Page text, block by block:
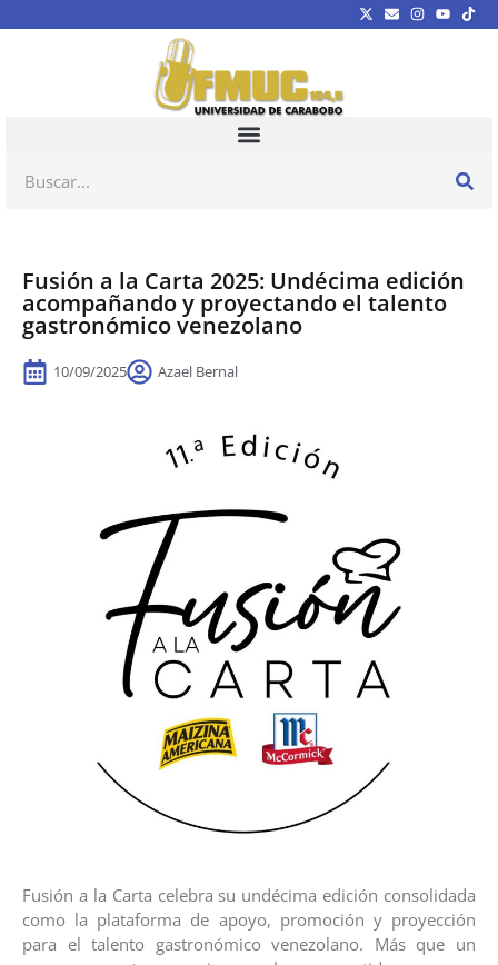
Fusión a la Carta 2025: Undécima edición
acompañando y proyectando el talento
gastronómico venezolano
10/09/2025 Azael Bernal
Fusión a la Carta celebra su undécima edición consolidada
como la plataforma de apoyo, promoción y proyección
para el talento gastronómico venezolano. Más que un